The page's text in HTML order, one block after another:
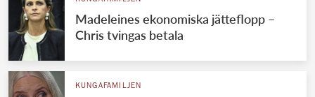
Madeleines ekonomiska jätteflopp –
Chris tvingas betala
KUNGAFAMILJEN